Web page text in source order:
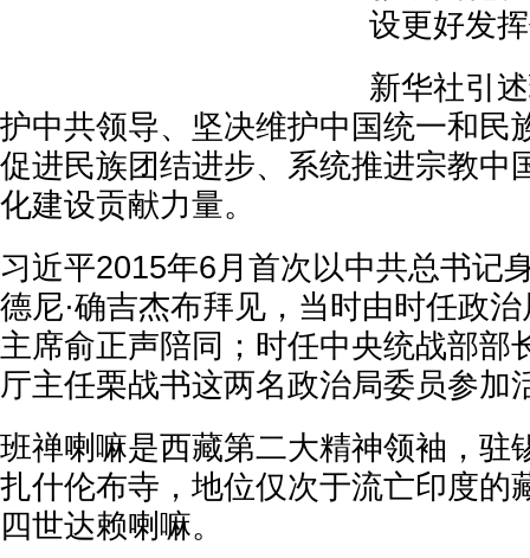
设更好发
新华社引
护中共领导、坚决维护中国统一和民
促进民族团结进步、系统推进宗教中
化建设贡献力量。
习近平2015年6月首次以中共总书记
德尼·确吉杰布拜见，当时由时任政
主席俞正声陪同；时任中央统战部部
厅主任栗战书这两名政治局委员参加
班禅喇嘛是西藏第二大精神领袖，驻
扎什伦布寺，地位仅次于流亡印度的
四世达赖喇嘛。